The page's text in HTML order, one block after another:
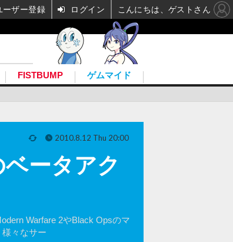
FISTBUMP ゲムマイド
ータアク
Warfare 2やBlack Opsのマ
々なサー
2010.8.12 Thu 20:00
ーザー登録 ログイン こんにちは、ゲストさん